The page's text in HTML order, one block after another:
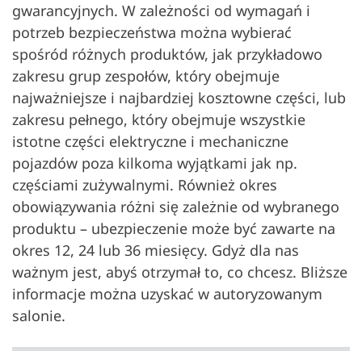
gwarancyjnych. W zależności od wymagań i
potrzeb bezpieczeństwa można wybierać
spośród różnych produktów, jak przykładowo
zakresu grup zespołów, który obejmuje
najważniejsze i najbardziej kosztowne części, lub
zakresu pełnego, który obejmuje wszystkie
istotne części elektryczne i mechaniczne
pojazdów poza kilkoma wyjątkami jak np.
częściami zużywalnymi. Również okres
obowiązywania różni się zależnie od wybranego
produktu – ubezpieczenie może być zawarte na
okres 12, 24 lub 36 miesięcy. Gdyż dla nas
ważnym jest, abyś otrzymał to, co chcesz. Bliższe
informacje można uzyskać w autoryzowanym
salonie.